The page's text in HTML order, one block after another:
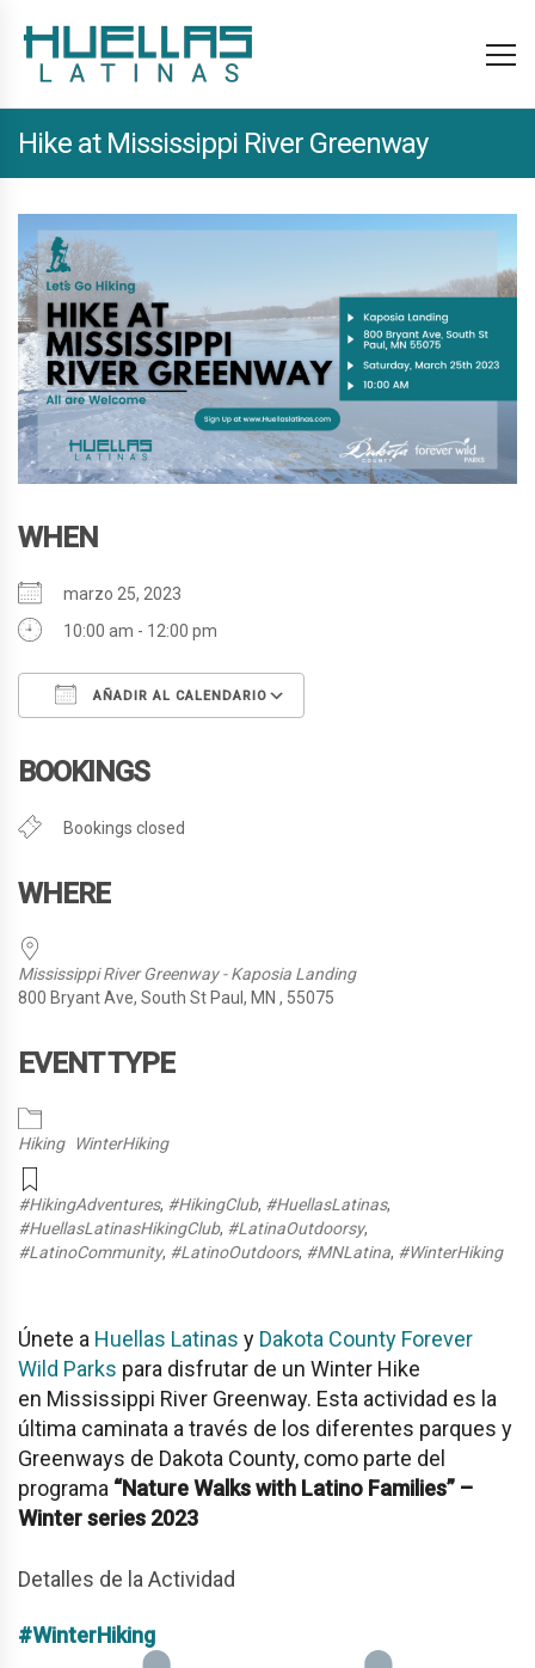
Hike at Mississippi River Greenway
WHEN
marzo 25, 2023
10:00 am - 12:00 pm
AÑADIR AL CALENDARIO
BOOKINGS
Bookings closed
WHERE
Mississippi River Greenway - Kaposia Landing
800 Bryant Ave, South St Paul, MN , 55075
EVENT TYPE
Hiking WinterHiking
#HikingAdventures, #HikingClub, #HuellasLatinas,
#HuellasLatinasHikingClub, #LatinaOutdoorsy,
#LatinoCommunity, #LatinoOutdoors, #MNLatina, #WinterHiking
Únete a Huellas Latinas y Dakota County Forever
Wild Parks para disfrutar de un Winter Hike
en Mississippi River Greenway. Esta actividad es la
última caminata a través de los diferentes parques y
Greenways de Dakota County, como parte del
programa “Nature Walks with Latino Families” –
Winter series 2023
Detalles de la Actividad
#WinterHiking